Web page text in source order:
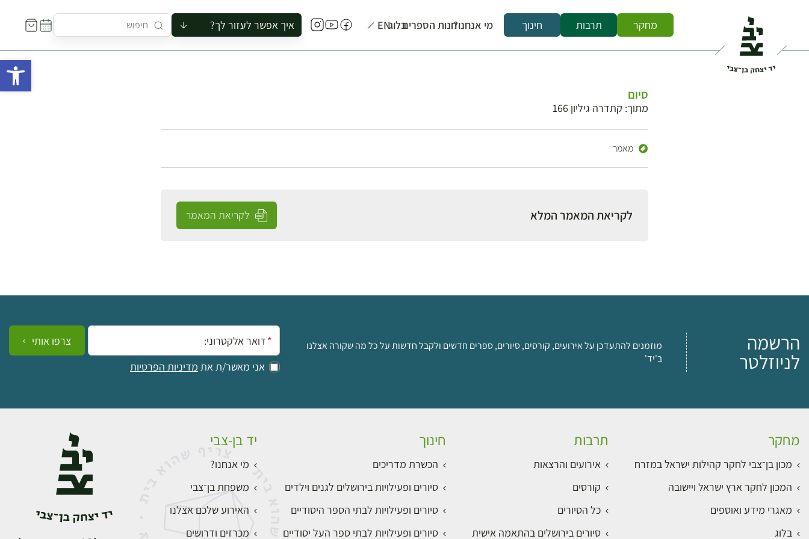
מחקר תרבות חינוך מי אנחנו?חנות הספריםבלוגEN איך אפשר לעזור לך?
להזמין סיור לקבוצה
סיום
מתוך: קתדרה גיליון 166
מאמר
לקריאת המאמר המלא לקריאת המאמר
הרשמה
לניוזלטר
מוזמנים להתעדכן על אירועים, קורסים, סיורים, ספרים חדשים ולקבל חדשות על כל מה שקורה אצלנו
ב'יד'
אימייל:
אני מאשר/ת את מדיניות הפרטיות
צרפו אותי
מחקר
מכון בן־צבי לחקר קהילות ישראל במזרח
המכון לחקר ארץ ישראל ויישובה
מאגרי מידע ואוספים
בלוג
תרבות
אירועים והרצאות
קורסים
כל הסיורים
סיורים בירושלים בהתאמה אישית
חינוך
הכשרת מדריכים
סיורים ופעילויות בירושלים לגנים וילדים
סיורים ופעילויות לבתי הספר היסודיים
סיורים ופעילויות לבתי ספר העל יסודיים
יד בן-צבי
מי אנחנו?
משפחת בן־צבי
האירוע שלכם אצלנו
מכרזים ודרושים